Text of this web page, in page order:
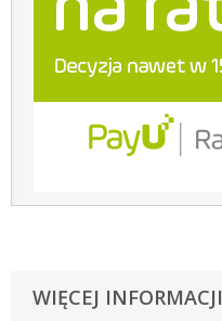
WIĘCEJ INFORMACJI